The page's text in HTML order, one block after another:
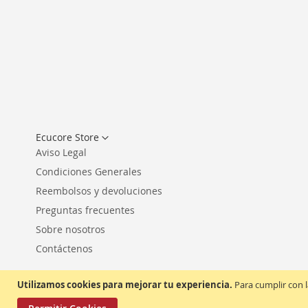
Utilizamos cookies para mejorar tu experiencia. Para cumplir con
Seleccionar
tienda
Ecucore Store
Aviso Legal
Condiciones Generales
Reembolsos y devoluciones
Preguntas frecuentes
Sobre nosotros
Contáctenos